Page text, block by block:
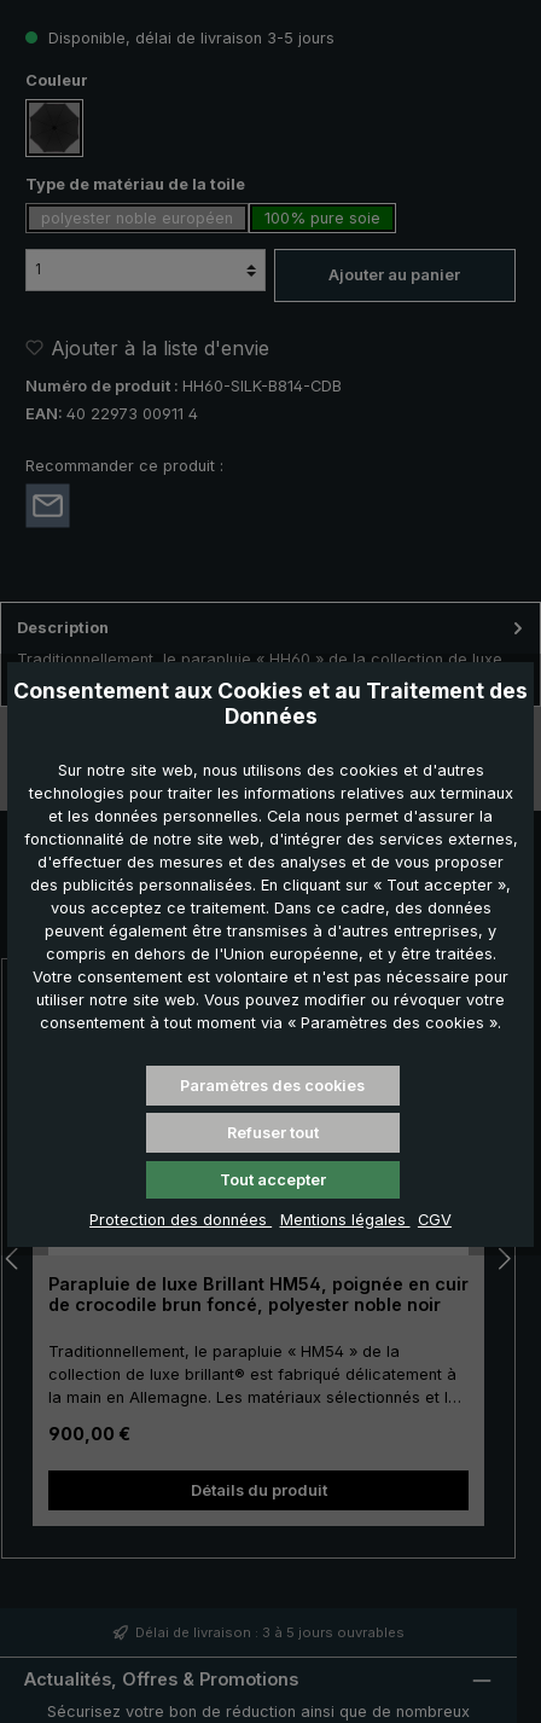
Disponible, délai de livraison 3-5 jours
Sélectionnez
Couleur
noir
Sélectionnez
Type de matériau de la toile
polyester noble européen
100% pure soie
Ajouter au panier
Ajouter à la liste d'envie
Numéro de produit : HH60-SILK-B814-CDB
EAN: 40 22973 00911 4
Recommander ce produit :
Description
Traditionnellement, le parapluie « HH60 » de la collection de luxe
brillant® est fabriqué délicatement à la main en Allemagn… Plus
Caractéristiques
Ignorer la galerie de produits
Autres produits que vous pourriez aimer :
Parapluie de luxe Brillant HM54, poignée en cuir
de crocodile brun foncé, polyester noble noir
Traditionnellement, le parapluie « HM54 » de la
collection de luxe brillant® est fabriqué délicatement à
la main en Allemagne. Les matériaux sélectionnés et la
pour hommes un investissement pour la vie. La toile de
couverture est fabriquée en polyester précieux
européen de haute qualité et a une taille agréable. Pour
la canne, les baleines et le tape terre, on utilise un
une stabilité particulière. La poignée courbée ronde est
nacre et pièces fonctionnelles telles que le coulant et la
avec fermeture à glissière fournie protège la toile
Prix régulier :
900,00 €
Détails du produit
Délai de livraison : 3 à 5 jours ouvrables
Actualités, Offres & Promotions
Sécurisez votre bon de réduction ainsi que de nombreux
Consentement aux Cookies et au Traitement des
Données
Sur notre site web, nous utilisons des cookies et d'autres
technologies pour traiter les informations relatives aux terminaux
et les données personnelles. Cela nous permet d'assurer la
fonctionnalité de notre site web, d'intégrer des services externes,
d'effectuer des mesures et des analyses et de vous proposer
des publicités personnalisées. En cliquant sur « Tout accepter »,
vous acceptez ce traitement. Dans ce cadre, des données
peuvent également être transmises à d'autres entreprises, y
compris en dehors de l'Union européenne, et y être traitées.
Votre consentement est volontaire et n'est pas nécessaire pour
utiliser notre site web. Vous pouvez modifier ou révoquer votre
consentement à tout moment via « Paramètres des cookies ».
Paramètres des cookies
Refuser tout
Tout accepter
Protection des données Mentions légales CGV